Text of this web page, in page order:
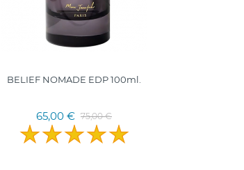
BELIEF NOMADE EDP 100ml.
65,00 € 75,00 €